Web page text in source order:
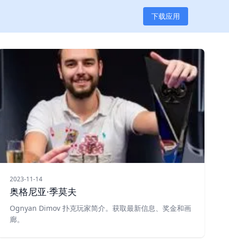
下载应用
2023-11-14
奥格尼亚·季莫夫
Ognyan Dimov 扑克玩家简介。获取最新信息、奖金和画
廊。